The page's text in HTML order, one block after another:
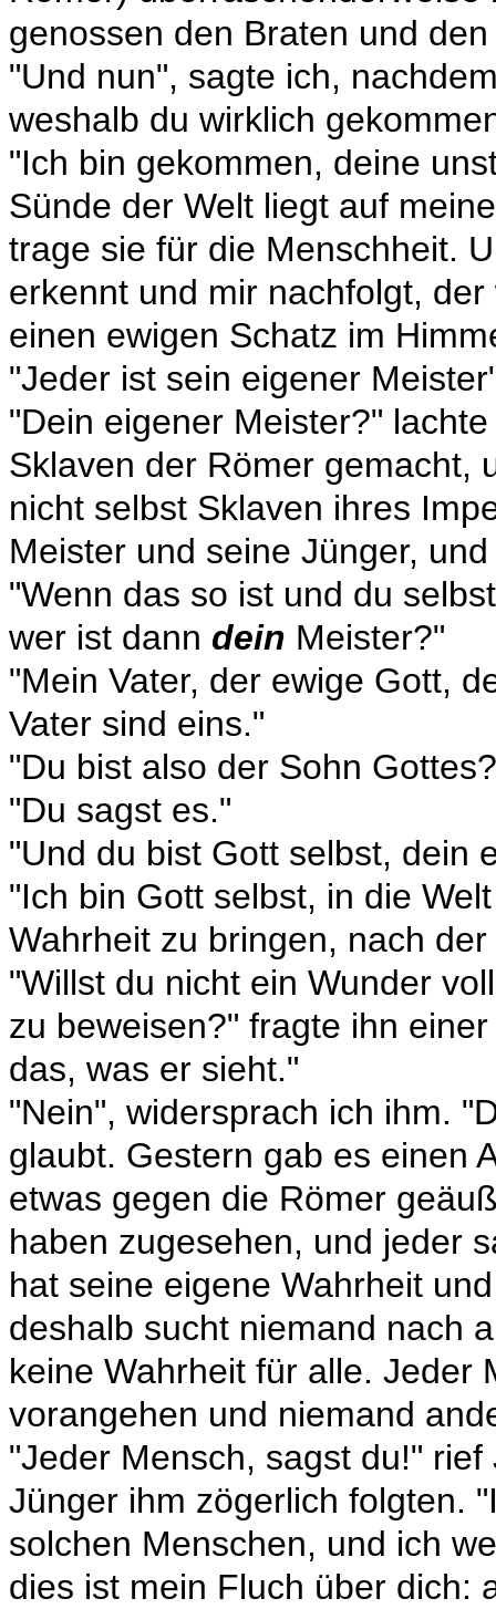
genossen den Braten und
"Und nun", sagte ich,
weshalb du wirklich
"Ich bin gekommen, deine
Sünde der Welt liegt auf
trage sie für die Menschheit.
erkennt und mir nachfolgt,
einen ewigen Schatz im
"Jeder ist sein eigener
"Dein eigener Meister?"
Sklaven der Römer gemacht,
nicht selbst Sklaven ihres
Meister und seine Jünger,
"Wenn das so ist und du
wer ist dann dein Meister?"
"Mein Vater, der ewige Gott,
Vater sind eins."
"Du bist also der Sohn
"Du sagst es."
"Und du bist Gott selbst, dein
"Ich bin Gott selbst, in die
Wahrheit zu bringen, nach
"Willst du nicht ein Wunder
zu beweisen?" fragte ihn
das, was er sieht."
"Nein", widersprach ich ihm.
glaubt. Gestern gab es einen
etwas gegen die Römer
haben zugesehen, und jeder
hat seine eigene Wahrheit
deshalb sucht niemand nach
keine Wahrheit für alle. Jeder
vorangehen und niemand
"Jeder Mensch, sagst du!"
Jünger ihm zögerlich folgten.
solchen Menschen, und ich
dies ist mein Fluch über dich: